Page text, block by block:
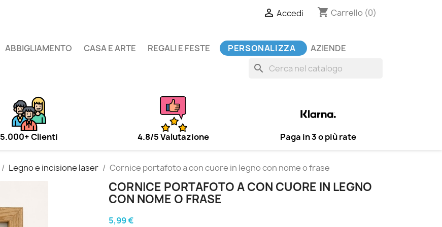
 Accedi shopping_cart Carrello (0)
ABBIGLIAMENTO CASA E ARTE REGALI E FESTE PERSONALIZZA AZIENDE
search
5.000+ Clienti 4.8/5 Valutazione Paga in 3 o più rate
Legno e incisione laser Cornice portafoto a con cuore in legno con nome o frase
CORNICE PORTAFOTO A CON CUORE IN LEGNO
CON NOME O FRASE
5,99 €